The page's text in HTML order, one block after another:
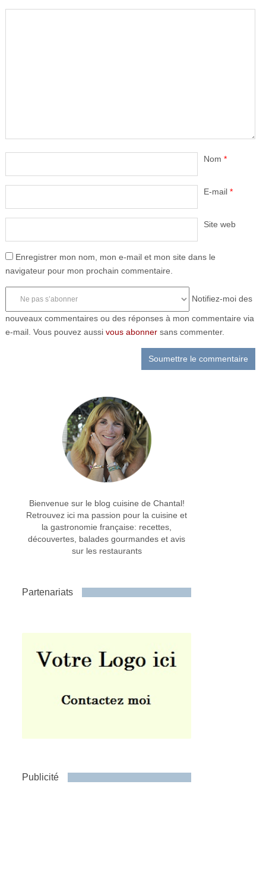
Nom *
E-mail *
Site web
Enregistrer mon nom, mon e-mail et mon site dans le
navigateur pour mon prochain commentaire.
Notifiez-moi des
nouveaux commentaires ou des réponses à mon commentaire via
e-mail. Vous pouvez aussi vous abonnersans commenter.
Bienvenue sur le blog cuisine de Chantal!
Retrouvez ici ma passion pour la cuisine et
la gastronomie française: recettes,
découvertes, balades gourmandes et avis
sur les restaurants
Partenariats
Publicité